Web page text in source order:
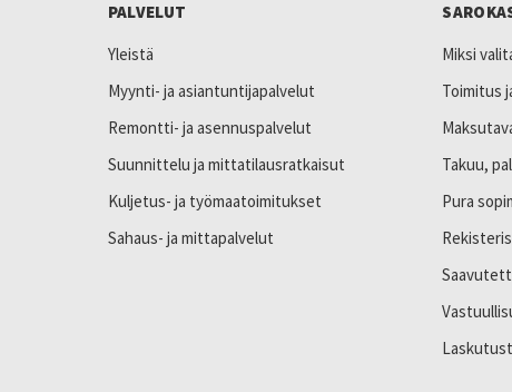
PALVELUT
Yleistä
Myynti- ja asiantuntijapalvelut
Remontti- ja asennuspalvelut
Suunnittelu ja mittatilausratkaisut
Kuljetus- ja työmaatoimitukset
Sahaus- ja mittapalvelut
Miksi
Toimitus
Takuu,
Pura